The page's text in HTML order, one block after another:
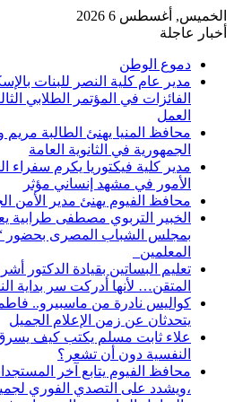
الخميس, أغسطس 6 2026
أخبار عاجلة
دموع الوطن
مدير عام كلية النصر للبنات
الفائزات في المؤتمر الطلابي
العمل
محافظ المنيا يهنئ الطالبة مريم
الجمهورية في الثانوية العامة
مدير كلية فيكتوريا يكرم سفراء
الأمور في مشهد إنساني مؤثر
محافظ الفيوم يهنئ مدير الأمن
الخبير التربوي مصطفى
بمجلس الشباب المصرى بحضور
المعلمين
تعليم البساتين بقيادة الدكتور
المتقن… لأنها أدركت سر بداية
كواليس نادرة من ماسبيرو..
يتحدثان عن زمن الإعلام الجميل
علاء ثابت مسلم يكتب كيف
النفسية دون أن تشعر؟
محافظ الفيوم يتابع آخر
،ويشدد على التصدي الفوري